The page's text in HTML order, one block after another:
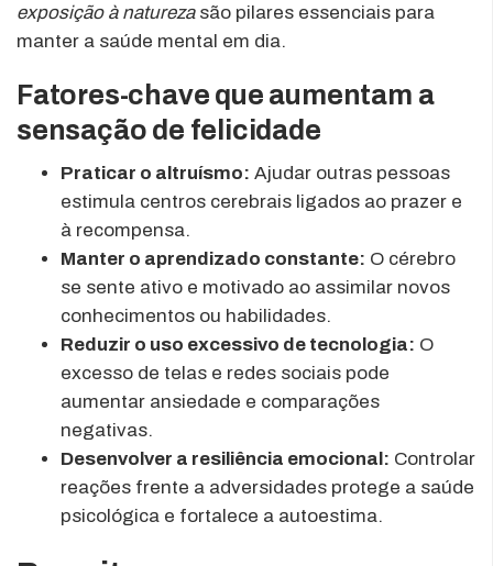
exposição à naturezasão pilares essenciais para
manter a saúde mental em dia.
Fatores-chave que aumentam a
sensação de felicidade
Praticar o altruísmo: Ajudar outras pessoas
estimula centros cerebrais ligados ao prazer e
à recompensa.
Manter o aprendizado constante: O cérebro
se sente ativo e motivado ao assimilar novos
conhecimentos ou habilidades.
Reduzir o uso excessivo de tecnologia: O
excesso de telas e redes sociais pode
aumentar ansiedade e comparações
negativas.
Desenvolver a resiliência emocional: Controlar
reações frente a adversidades protege a saúde
psicológica e fortalece a autoestima.